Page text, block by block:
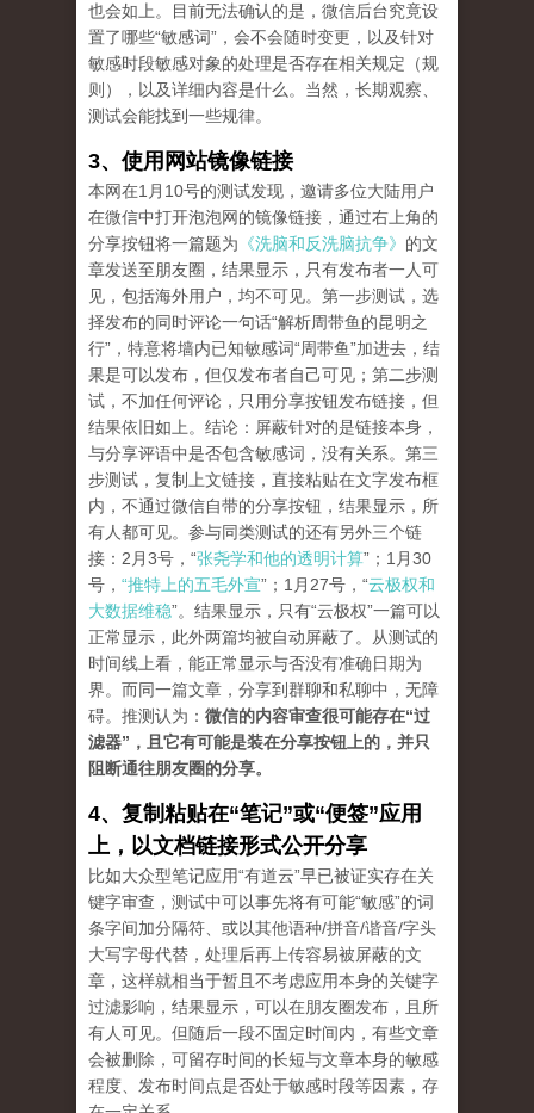
也会如上。目前无法确认的是，微信后台究竟设
置了哪些“敏感词”，会不会随时变更，以及针对
敏感时段敏感对象的处理是否存在相关规定（规
则），以及详细内容是什么。当然，长期观察、
测试会能找到一些规律。
3、使用网站镜像链接
本网在1月10号的测试发现，邀请多位大陆用户
在微信中打开泡泡网的镜像链接，通过右上角的
分享按钮将一篇题为 《洗脑和反洗脑抗争》 的文
章发送至朋友圈，结果显示，只有发布者一人可
见，包括海外用户，均不可见。第一步测试，选
择发布的同时评论一句话“解析周带鱼的昆明之
行”，特意将墙内已知敏感词“周带鱼”加进去，结
果是可以发布，但仅发布者自己可见；第二步测
试，不加任何评论，只用分享按钮发布链接，但
结果依旧如上。结论：屏蔽针对的是链接本身，
与分享评语中是否包含敏感词，没有关系。第三
步测试，复制上文链接，直接粘贴在文字发布框
内，不通过微信自带的分享按钮，结果显示，所
有人都可见。参与同类测试的还有另外三个链
接：2月3号，“张尧学和他的透明计算”；1月30
号， “推特上的五毛外宣”；1月27号，“云极权和
大数据维稳”。结果显示，只有“云极权”一篇可以
正常显示，此外两篇均被自动屏蔽了。从测试的
时间线上看，能正常显示与否没有准确日期为
界。而同一篇文章，分享到群聊和私聊中，无障
碍。推测认为： 微信的内容审查很可能存在“过
滤器”，且它有可能是装在分享按钮上的，并只
阻断通往朋友圈的分享。
4、复制粘贴在“笔记”或“便签”应用
上，以文档链接形式公开分享
比如大众型笔记应用“有道云”早已被证实存在关
键字审查，测试中可以事先将有可能“敏感”的词
条字间加分隔符、或以其他语种/拼音/谐音/字头
大写字母代替，处理后再上传容易被屏蔽的文
章，这样就相当于暂且不考虑应用本身的关键字
过滤影响，结果显示，可以在朋友圈发布，且所
有人可见。但随后一段不固定时间内，有些文章
会被删除，可留存时间的长短与文章本身的敏感
程度、发布时间点是否处于敏感时段等因素，存